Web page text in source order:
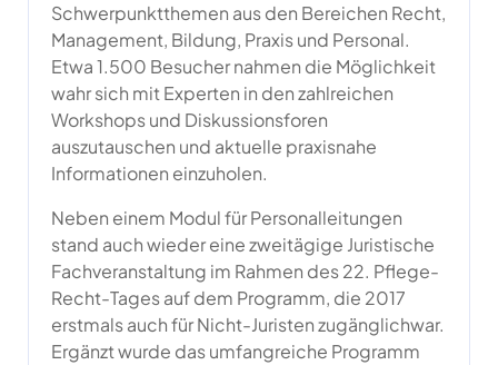
Schwerpunktthemen aus den Bereichen Recht,
Management, Bildung, Praxis und Personal.
Etwa 1.500 Besucher nahmen die Möglichkeit
wahr sich mit Experten in den zahlreichen
Workshops und Diskussionsforen
auszutauschen und aktuelle praxisnahe
Informationen einzuholen.
Neben einem Modul für Personalleitungen
stand auch wieder eine zweitägige Juristische
Fachveranstaltung im Rahmen des 22. Pflege-
Recht-Tages auf dem Programm, die 2017
erstmals auch für Nicht-Juristen zugänglichwar.
Ergänzt wurde das umfangreiche Programm